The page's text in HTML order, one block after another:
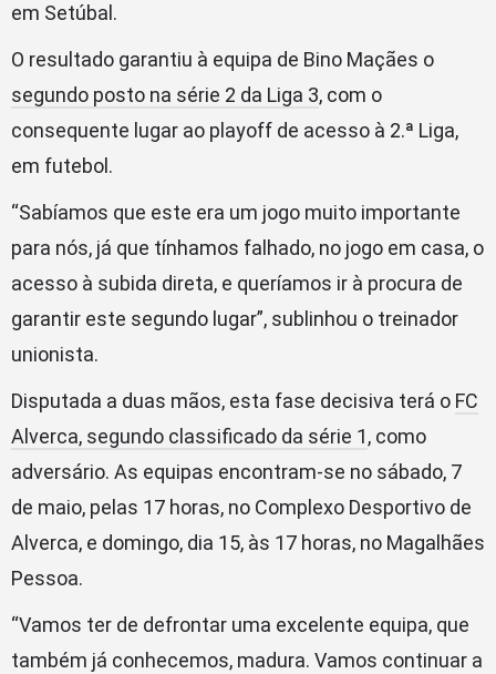
em Setúbal.
O resultado garantiu à equipa de Bino Maçães o
segundo posto na série 2 da Liga 3, com o
consequente lugar ao playoff de acesso à 2.ª Liga,
em futebol.
“Sabíamos que este era um jogo muito importante
para nós, já que tínhamos falhado, no jogo em casa, o
acesso à subida direta, e queríamos ir à procura de
garantir este segundo lugar”, sublinhou o treinador
unionista.
Disputada a duas mãos, esta fase decisiva terá o FC
Alverca, segundo classificado da série 1, como
adversário. As equipas encontram-se no sábado, 7
de maio, pelas 17 horas, no Complexo Desportivo de
Alverca, e domingo, dia 15, às 17 horas, no Magalhães
Pessoa.
“Vamos ter de defrontar uma excelente equipa, que
também já conhecemos, madura. Vamos continuar a